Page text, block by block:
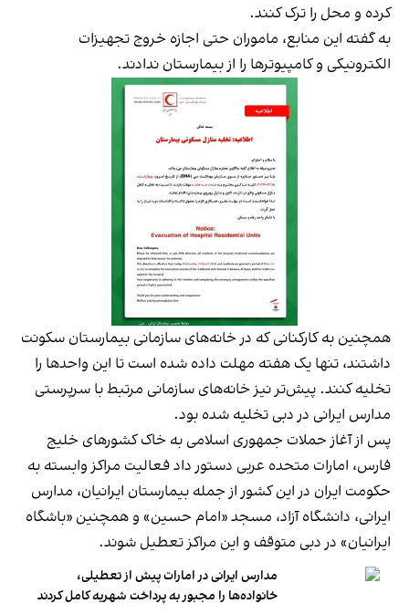
کرده و محل را ترک کنند.
به گفته این منابع، ماموران حتی اجازه خروج تجهیزات
الکترونیکی و کامپیوترها را از بیمارستان ندادند.
همچنین به کارکنانی که در خانه‌های سازمانی بیمارستان سکونت
داشتند، تنها یک هفته مهلت داده شده است تا این واحدها را
تخلیه کنند. پیش‌تر نیز خانه‌های سازمانی مرتبط با سرپرستی
مدارس ایرانی در دبی تخلیه شده بود.
پس از آغاز حملات جمهوری اسلامی به خاک کشورهای خلیج
فارس، امارات متحده عربی دستور داد فعالیت مراکز وابسته به
حکومت ایران در این کشور از جمله بیمارستان ایرانیان، مدارس
ایرانی، دانشگاه آزاد، مسجد «امام حسین» و همچنین «باشگاه
ایرانیان» در دبی متوقف و این مراکز تعطیل شوند.
مدارس ایرانی در امارات پیش از تعطیلی،
خانواده‌ها را مجبور به پرداخت شهریه کامل کردند